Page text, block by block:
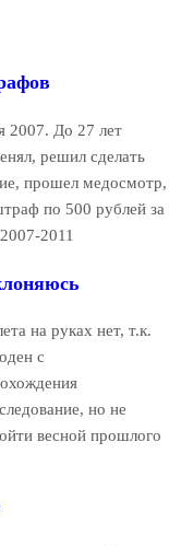
2007. До 27 лет
решил сделать
прошел медосмотр,
по 500 рублей за
2011
на руках нет, т.к.
с
но не
весной прошлого